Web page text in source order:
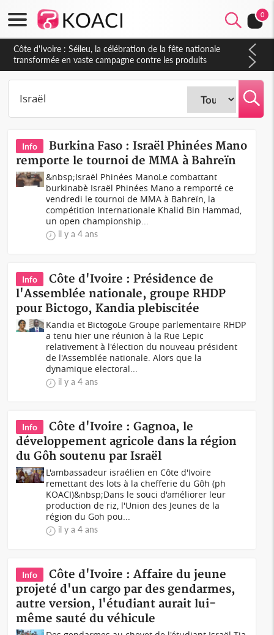
0
Côte d'Ivoire : Séileu, la célébration de la fête nationale
transformée en vaste campagne contre les produits
dépigmentants dangereux
Info
Burkina Faso : Israël Phinées Mano
remporte le tournoi de MMA à Bahreïn
&nbsp;Israël Phinées ManoLe combattant
burkinabè Israël Phinées Mano a remporté ce
vendredi le tournoi de MMA à Bahreïn, la
compétition Internationale Khalid Bin Hammad,
un open championship...
il y a 4 ans
Info
Côte d'Ivoire : Présidence de
l'Assemblée nationale, groupe RHDP
pour Bictogo, Kandia plebiscitée
Kandia et BictogoLe Groupe parlementaire RHDP
a tenu hier une réunion à la Rue Lepic
relativement à l'élection du nouveau président
de l'Assemblée nationale. Alors que la
dynamique electoral...
il y a 4 ans
Info
Côte d'Ivoire : Gagnoa, le
développement agricole dans la région
du Gôh soutenu par Israël
L'ambassadeur israélien en Côte d'Ivoire
remettant des lots à la chefferie du Gôh (ph
KOACI)&nbsp;Dans le souci d'améliorer leur
production de riz, l'Union des Jeunes de la
région du Goh pou...
il y a 4 ans
Info
Côte d'Ivoire : Affaire du jeune
projeté d'un cargo par des gendarmes,
autre version, l'étudiant aurait lui-
même sauté du véhicule